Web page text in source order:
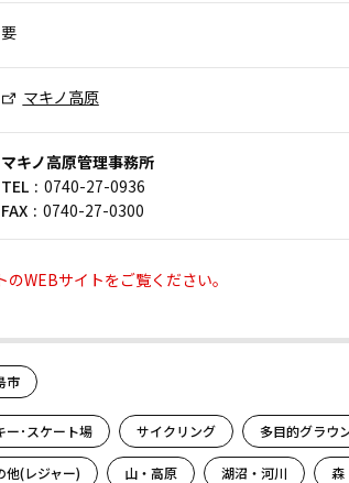
要
マキノ高原
マキノ高原管理事務所
TEL
0740-27-0936
FAX
0740-27-0300
WEBサイトをご覧ください。
市
ー･スケート場 サイクリング 多目的グラウ
他(レジャー) 山・高原 湖沼・河川 森